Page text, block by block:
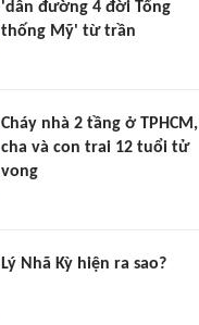
'dẫn đường 4 đời Tổng
thống Mỹ' từ trần
Cháy nhà 2 tầng ở TPHCM,
cha và con trai 12 tuổi tử
vong
Lý Nhã Kỳ hiện ra sao?